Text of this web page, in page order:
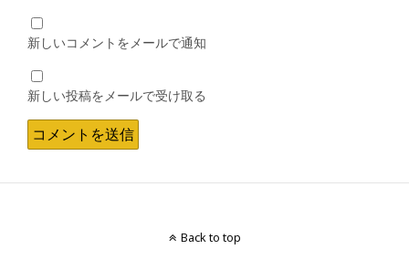
新しいコメントをメールで通知
新しい投稿をメールで受け取る
Back to top